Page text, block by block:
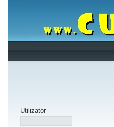
Utilizator